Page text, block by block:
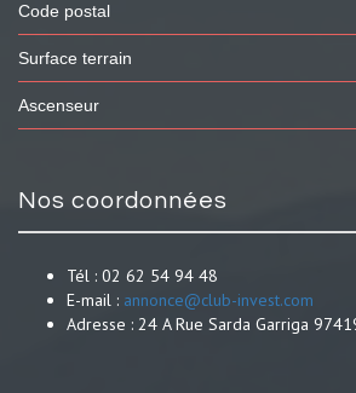
Code postal
surface terrain
Ascenseur
nos coordonnées
Tél : 02 62 54 94 48
E-mail : annonce@club-invest.com
Adresse : 24 A Rue Sarda Garriga